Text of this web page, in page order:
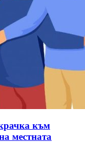
към
местната